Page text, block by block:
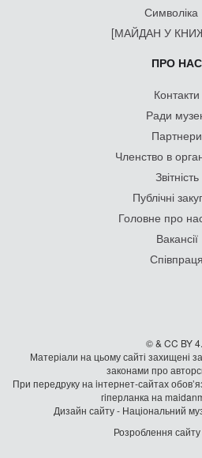
Символіка
[МАЙДАН У
ПРО НАС
Контакти
Ради
Партнери
Членство в
Звітність
Публічні
Головне про
Вакансії
Співпраця
© & CC BY
Матеріали на цьому сайті захищені
законами про
При передруку на iнтернет-сайтах
гiперланка на
Дизайн сайту - Національний
Розроблення